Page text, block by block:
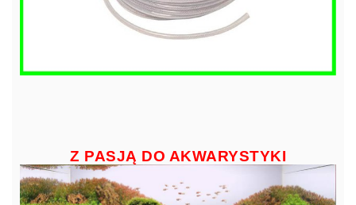
Z PASJĄ DO AKWARYSTYKI